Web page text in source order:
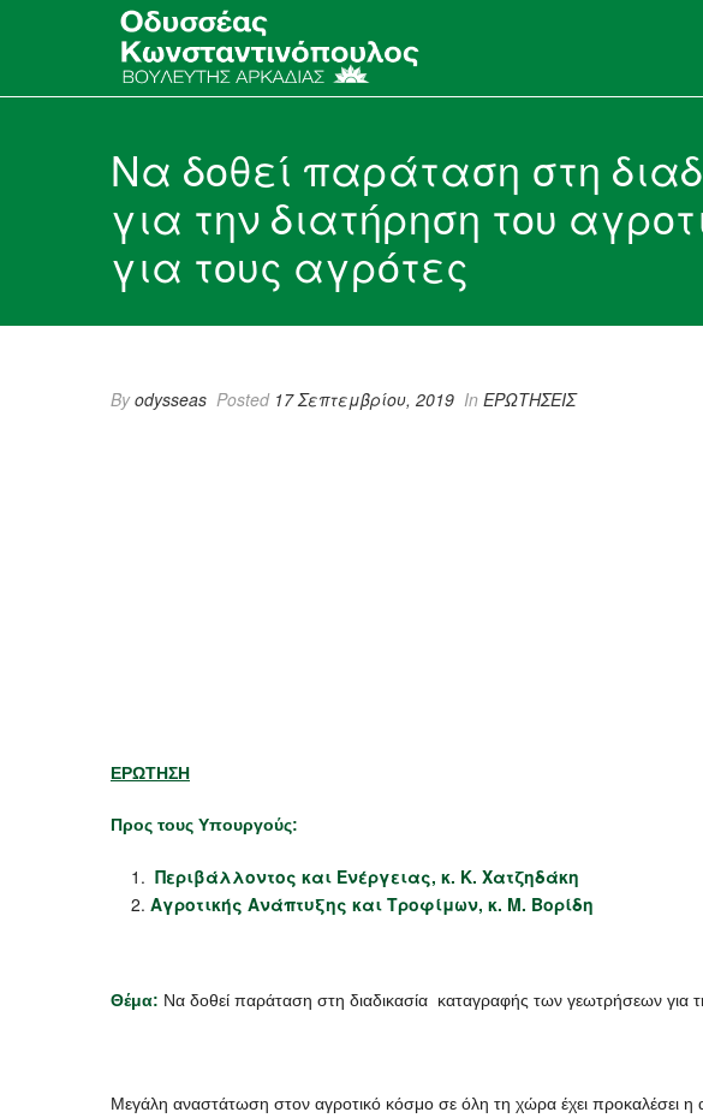
Να δοθεί παράταση στη
για την διατήρηση του
για τους αγρότες
Byodysseas Posted 17 Σεπτεμβρίου, 2019 In ΕΡΩΤΗΣΕΙΣ
ΕΡΩΤΗΣΗ
Προς τους Υπουργούς:
Περιβάλλοντος και Ενέργειας, κ. Κ. Χατζηδάκη
Αγροτικής Ανάπτυξης και Τροφίμων, κ. Μ. Βορίδη
Θέμα: Να δοθεί παράταση στη διαδικασία καταγραφής των γεωτρήσεων για
Μεγάλη αναστάτωση στον αγροτικό κόσμο σε όλη τη χώρα έχει προκαλέσει η